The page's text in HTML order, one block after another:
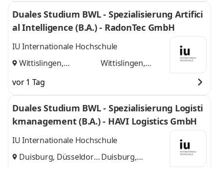
Duales Studium BWL - Spezialisierung Artifici
al Intelligence (B.A.) - RadonTec GmbH
IU Internationale Hochschule
Wittislingen,
Wittislingen,
vor 1 Tag
Duales Studium BWL - Spezialisierung Logisti
kmanagement (B.A.) - HAVI Logistics GmbH
IU Internationale Hochschule
Duisburg, Düsseldorf Duisburg,